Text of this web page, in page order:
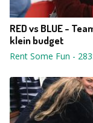
RED vs BLUE -
klein budget
Rent Some Fun -